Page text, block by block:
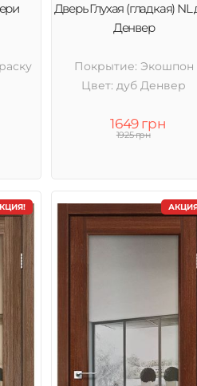
Дверь Глухая (гладкая) NL
Денвер
Покрытие: Экошпон
Цвет: дуб Денвер
1649 грн
1925 грн